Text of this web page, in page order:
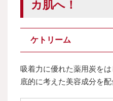
カ肌へ！
ケトリーム
吸着力に優れた薬用炭を
底的に考えた美容成分を配